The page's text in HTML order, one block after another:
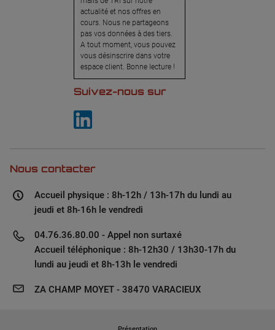
actualité et nos offres en
cours. Nous ne partageons
pas vos données à des tiers.
A tout moment, vous pouvez
vous désinscrire dans votre
espace client. Bonne lecture !
Suivez-nous sur
Nous contacter
Accueil physique : 8h-12h / 13h-17h du lundi au
jeudi et 8h-16h le vendredi
04.76.36.80.00 - Appel non surtaxé
Accueil téléphonique : 8h-12h30 / 13h30-17h du
lundi au jeudi et 8h-13h le vendredi
ZA CHAMP MOYET - 38470 VARACIEUX